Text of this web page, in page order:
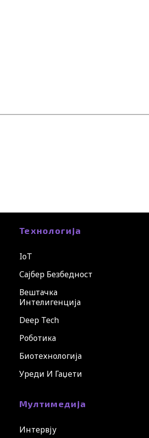
Технологија
IoT
Сајбер Безбедност
Вештачка
Интелигенција
Deep Tech
Роботика
Биотехнологија
Уреди И Гаџети
Мултимедија
Интервју